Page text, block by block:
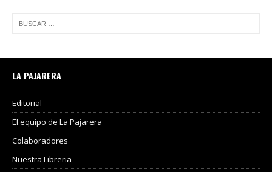
LA PAJARERA
Editorial
El equipo de La Pajarera
Colaboradores
Nuestra Libreria